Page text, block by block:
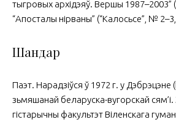
тыгровых архідэяў. Вершы 1987–2003”
“Апосталы нірваны” (“Калосьсе”, №
Шандар
Паэт. Нарадзіўся ў 1972 г. у
зьмяшанай беларуска-вугорскай
гістарычны факультэт Віленскага